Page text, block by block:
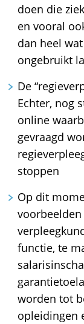
doen die
en vooral
dan heel
ongebruikt
De
Echter, nog
online
gevraagd
stoppen
Op dit
functie, te
worden tot
opleidingen